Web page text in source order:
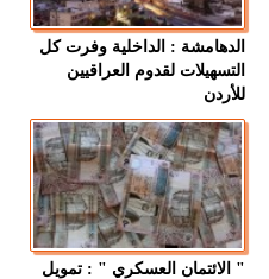
الدهامشة : الداخلية وفرت كل
التسهيلات لقدوم العراقيين
للأردن
" الائتمان العسكري " : تمويل